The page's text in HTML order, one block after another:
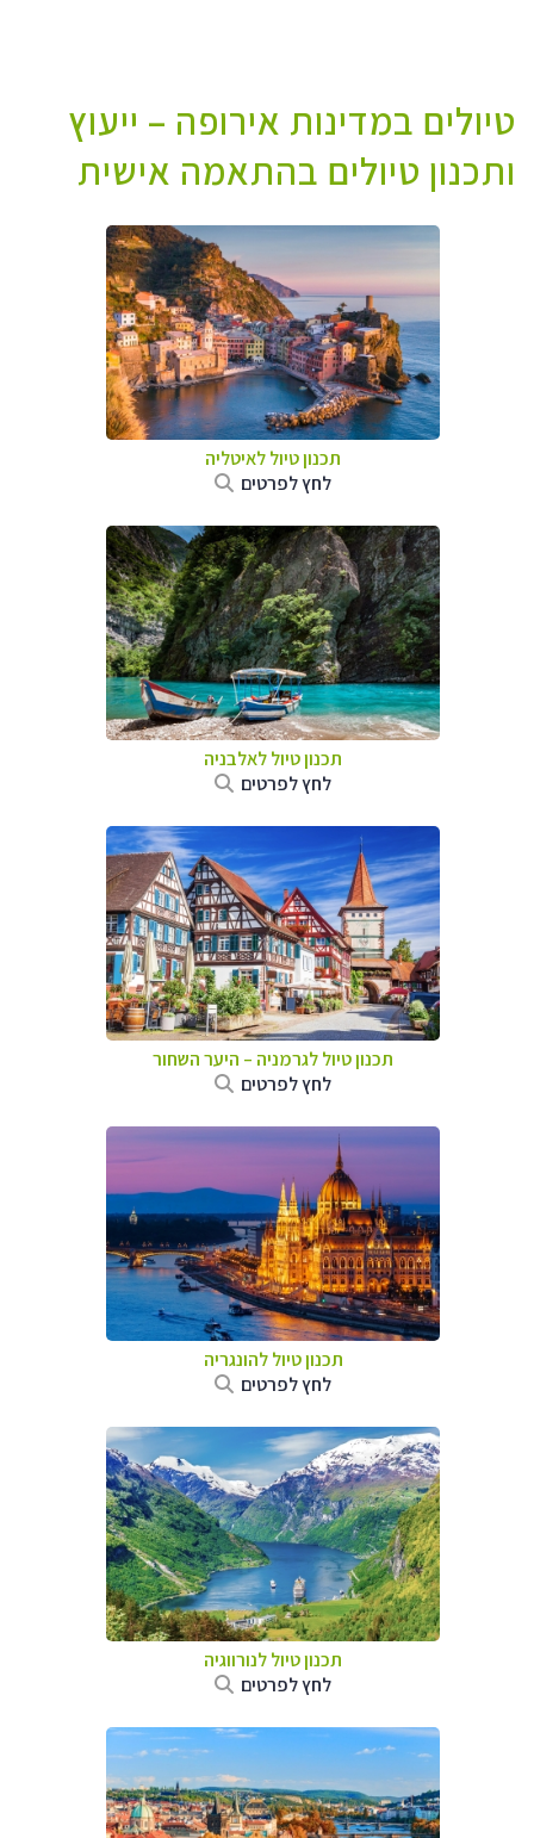
טיולים במדינות אירופה – ייעוץ
ותכנון טיולים בהתאמה אישית
תכנון טיול לאיטליה
לחץ לפרטים
תכנון טיול לאלבניה
לחץ לפרטים
תכנון טיול לגרמניה – היער השחור
לחץ לפרטים
תכנון טיול להונגריה
לחץ לפרטים
תכנון טיול לנורווגיה
לחץ לפרטים